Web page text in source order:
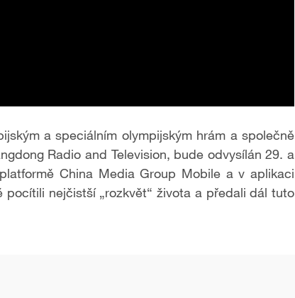
a speciálním olympijským hrám a společně
Radio and Television, bude odvysílán 29. a
China Media Group Mobile a v aplikaci
nejčistší „rozkvět“ života a předali dál tuto